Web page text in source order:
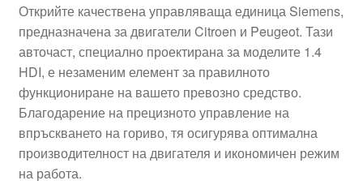
Открийте качествена управляваща единица Siemens,
предназначена за двигатели Citroen и Peugeot. Тази
авточаст, специално проектирана за моделите 1.4
HDI, е незаменим елемент за правилното
функциониране на вашето превозно средство.
Благодарение на прецизното управление на
впръскването на гориво, тя осигурява оптимална
производителност на двигателя и икономичен режим
на работа.